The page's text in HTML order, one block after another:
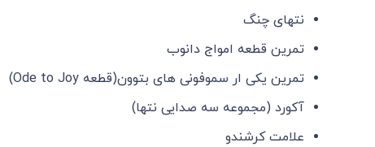
نتهای چنگ
تمرین قطعه امواج دانوب
تمرین یکی ار سموفونی های بتوون(قطعه Ode to Joy)
آکورد (مجموعه سه صدایی نتها)
علامت کرشندو